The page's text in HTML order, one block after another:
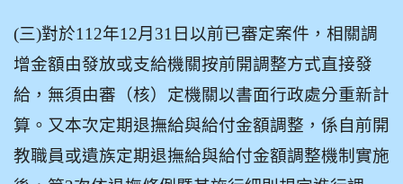
(三)對於112年12月31日以前已審定案件，相關調
增金額由發放或支給機關按前開調整方式直接發
給，無須由審（核）定機關以書面行政處分重新計
算。又本次定期退撫給與給付金額調整，係自前開
教職員或遺族定期退撫給與給付金額調整機制實施